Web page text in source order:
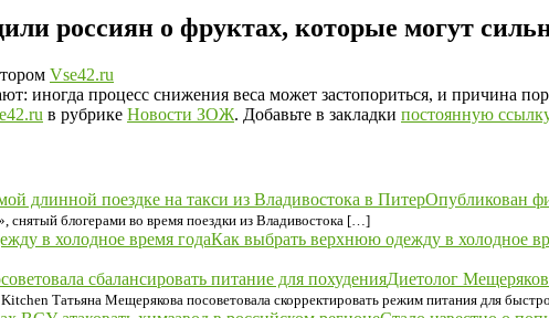
россиян о фруктах, которые могут
Vse42.ru
иногда процесс снижения веса может застопориться, и причина
в рубрике Новости ЗОЖ. Добавьте в закладки постоянную ссылку
Опубликован
снятый блогерами во время поездки из Владивостока […]
Как выбрать верхнюю одежду в холодное
Диетолог
Татьяна Мещерякова посоветовала скорректировать режим питания для